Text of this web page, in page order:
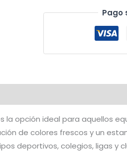
Pago
la opción ideal para aquellos
de colores frescos y un
deportivos, colegios, ligas y